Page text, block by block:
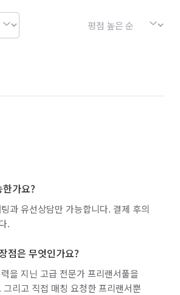
가요?
과 유선상담만 가능합니다. 결제 후의
.
점은 무엇인가요?
을 지닌 고급 전문가 프리랜서풀을
그리고 직접 매칭 요청한 프리랜서뿐